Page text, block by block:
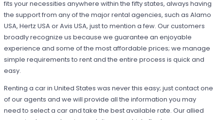
fits your necessities anywhere within the fifty states, always having
the support from any of the major rental agencies, such as Alamo
USA, Hertz USA or Avis USA, just to mention a few. Our customers
broadly recognize us because we guarantee an enjoyable
experience and some of the most affordable prices; we manage
simple requirements to rent and the entire process is quick and
easy.
Renting a car in United States was never this easy; just contact one
of our agents and we will provide all the information you may
need to select a car and take the best available rate. Our allied